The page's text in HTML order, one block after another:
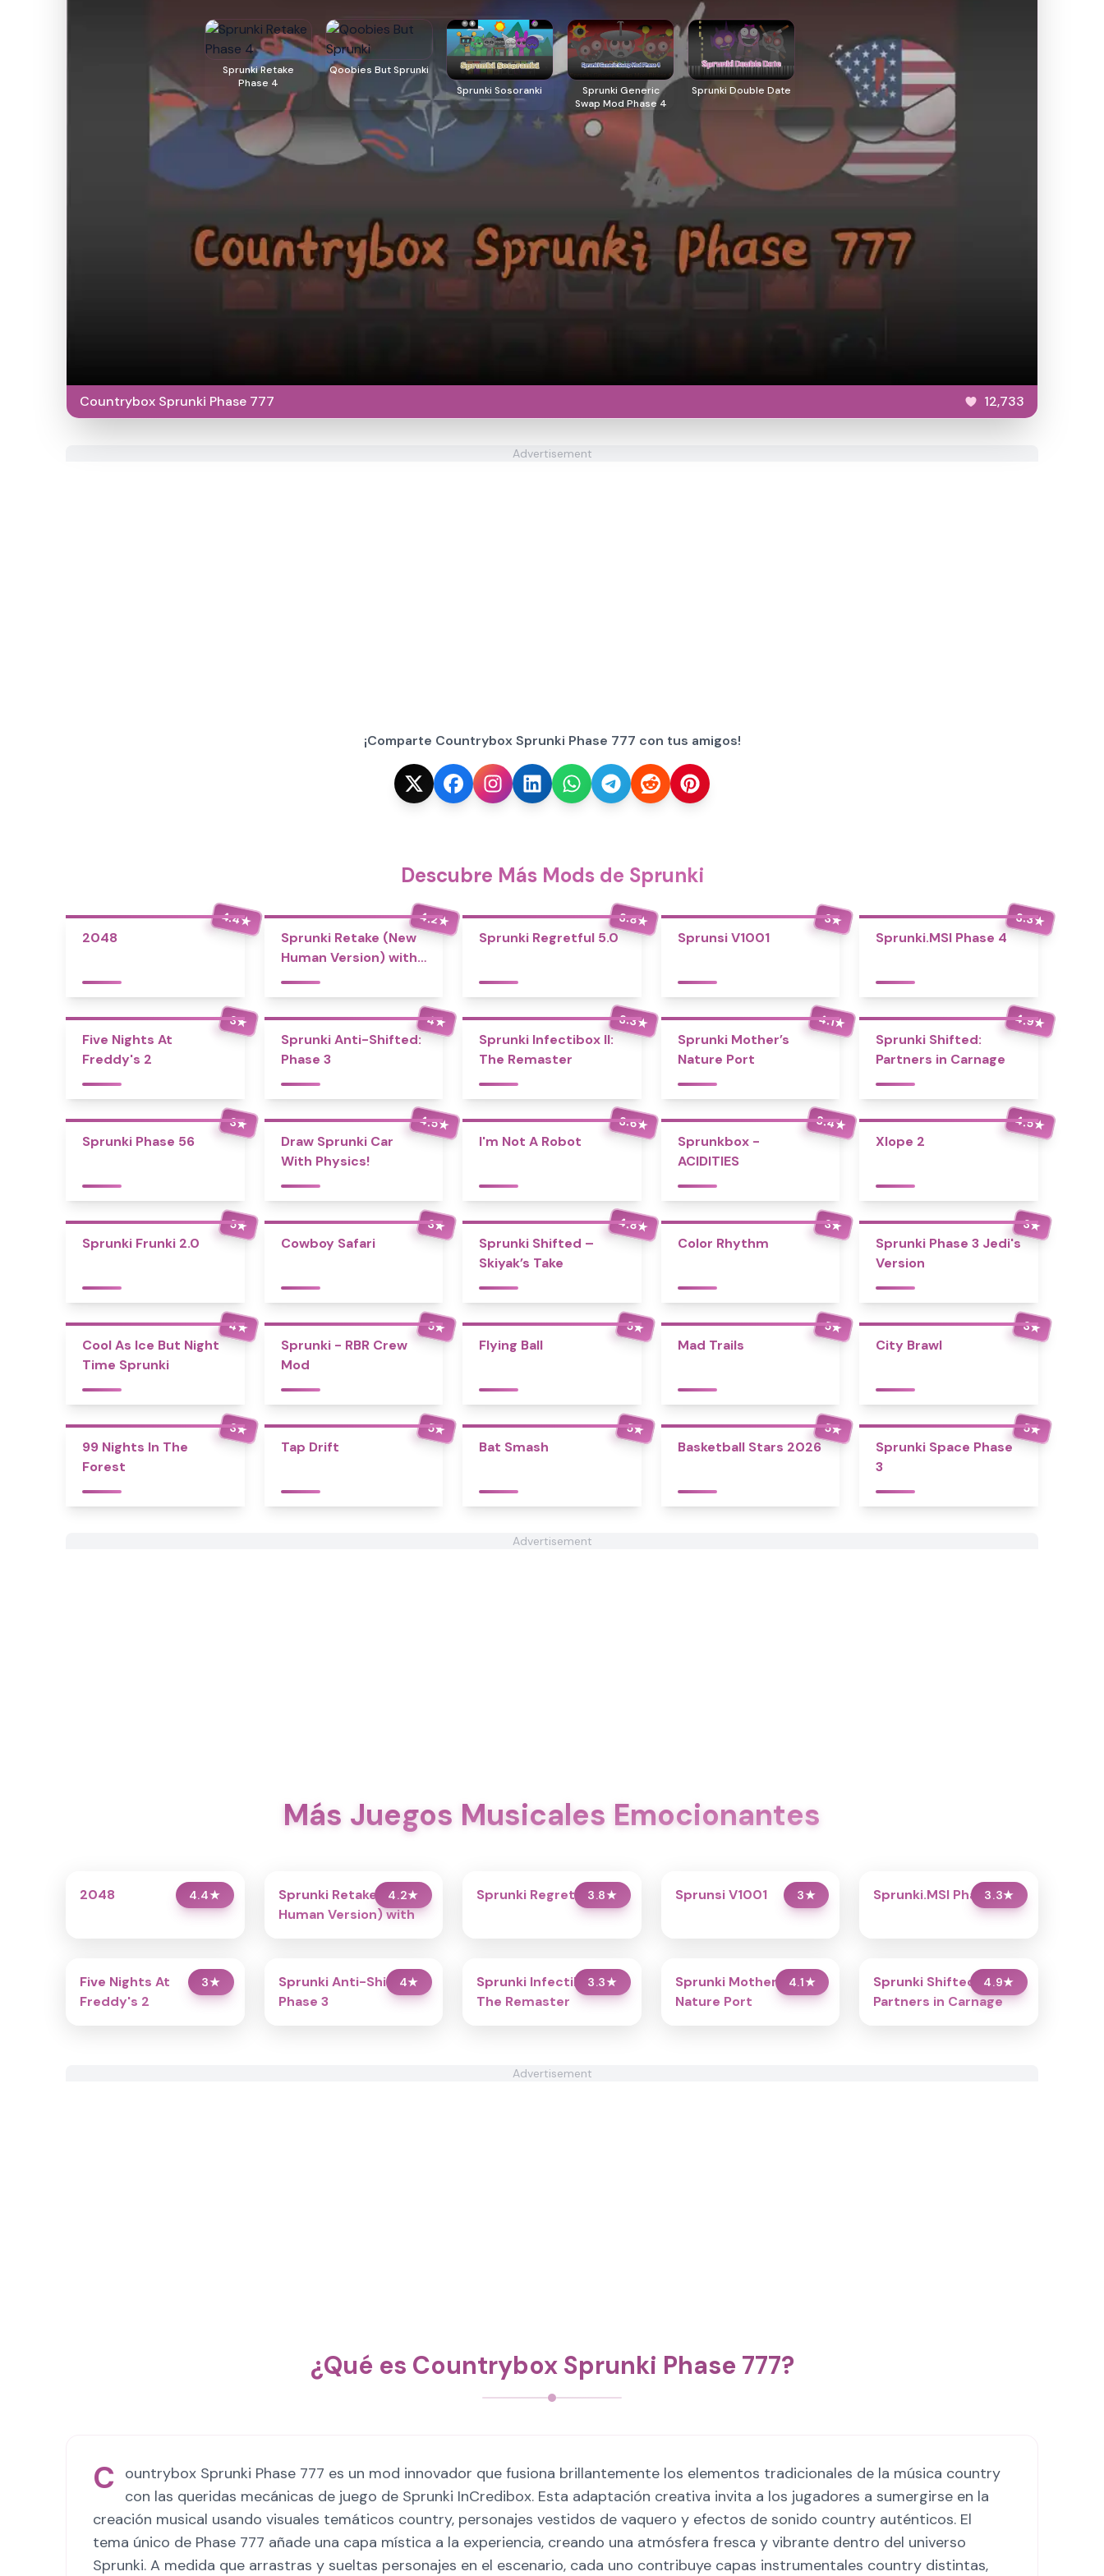
Sprunki Retake
Phase 4
Qoobies But Sprunki
Sprunki Sosoranki
Sprunki Generic
Swap Mod Phase 4
Sprunki Double Date
Countrybox Sprunki Phase 777 12,733
Advertisement
¡Comparte Countrybox Sprunki Phase 777 con tus amigos!
Descubre Más Mods de Sprunki
4.4★
2048
4.2★
Sprunki Retake (New
Human Version) with
Bonus
3.8★
Sprunki Regretful 5.0
3★
Sprunsi V1001
3.3★
Sprunki.MSI Phase 4
3★
Five Nights At
Freddy's 2
4★
Sprunki Anti-Shifted:
Phase 3
3.3★
Sprunki Infectibox II:
The Remaster
4.1★
Sprunki Mother’s
Nature Port
4.9★
Sprunki Shifted:
Partners in Carnage
3★
Sprunki Phase 56
4.5★
Draw Sprunki Car
With Physics!
3.6★
I'm Not A Robot
3.4★
Sprunkbox -
ACIDITIES
4.5★
Xlope 2
5★
Sprunki Frunki 2.0
3★
Cowboy Safari
4.8★
Sprunki Shifted –
Skiyak’s Take
3★
Color Rhythm
3★
Sprunki Phase 3 Jedi's
Version
4★
Cool As Ice But Night
Time Sprunki
5★
Sprunki - RBR Crew
Mod
5★
Flying Ball
5★
Mad Trails
3★
City Brawl
3★
99 Nights In The
Forest
5★
Tap Drift
5★
Bat Smash
5★
Basketball Stars 2026
5★
Sprunki Space Phase
3
Advertisement
Más Juegos Musicales Emocionantes
4.4★
2048 4.2★
Sprunki Retake (New
Human Version) with
3.8★
Sprunki Regretful 5.0 3★
Sprunsi V1001 3.3★
Sprunki.MSI Phase 4
3★
Five Nights At
Freddy's 2
4★
Sprunki Anti-Shifted:
Phase 3
3.3★
Sprunki Infectibox II:
The Remaster
4.1★
Sprunki Mother’s
Nature Port
4.9★
Sprunki Shifted:
Partners in Carnage
Advertisement
¿Qué es Countrybox Sprunki Phase 777?
C
ountrybox Sprunki Phase 777 es un mod innovador que fusiona brillantemente los elementos tradicionales de la música country
con las queridas mecánicas de juego de Sprunki InCredibox. Esta adaptación creativa invita a los jugadores a sumergirse en la
creación musical usando visuales temáticos country, personajes vestidos de vaquero y efectos de sonido country auténticos. El
tema único de Phase 777 añade una capa mística a la experiencia, creando una atmósfera fresca y vibrante dentro del universo
Sprunki. A medida que arrastras y sueltas personajes en el escenario, cada uno contribuye capas instrumentales country distintas,